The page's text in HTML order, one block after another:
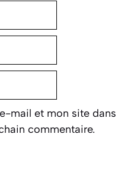
mail et mon site dans
commentaire.